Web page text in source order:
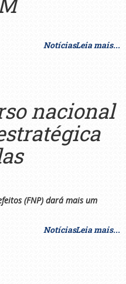
NotíciasLeia mais...
nacional
(FNP) dará mais um
NotíciasLeia mais...